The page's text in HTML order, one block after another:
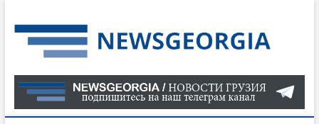
to
content
О
В